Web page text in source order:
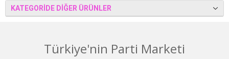
KATEGORIDE DIĞER ÜRÜNLER
Türkiye'nin Parti Marketi